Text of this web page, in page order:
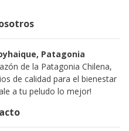
Patagonia
de la Patagonia Chilena,
de calidad para el bienestar
a tu peludo lo mejor!